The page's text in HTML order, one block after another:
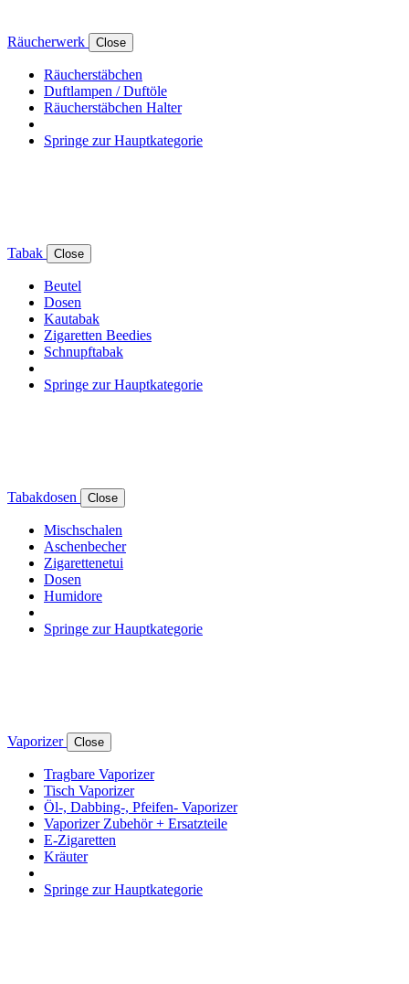
Räucherwerk Close
Räucherstäbchen
Duftlampen / Duftöle
Räucherstäbchen Halter
Springe zur Hauptkategorie
Tabak Close
Beutel
Dosen
Kautabak
Zigaretten Beedies
Schnupftabak
Springe zur Hauptkategorie
Tabakdosen Close
Mischschalen
Aschenbecher
Zigarettenetui
Dosen
Humidore
Springe zur Hauptkategorie
Vaporizer Close
Tragbare Vaporizer
Tisch Vaporizer
Öl-, Dabbing-, Pfeifen- Vaporizer
Vaporizer Zubehör + Ersatzteile
E-Zigaretten
Kräuter
Springe zur Hauptkategorie